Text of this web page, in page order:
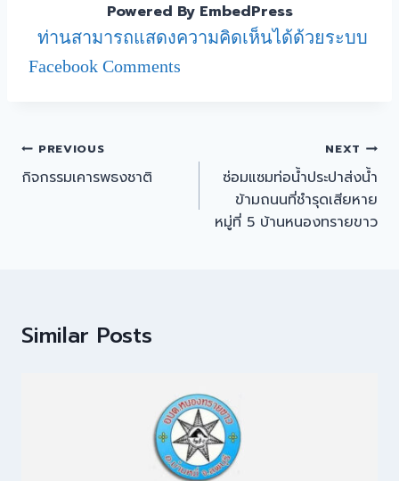
Powered By EmbedPress
ท่านสามารถแสดงความคิดเห็นได้ด้วยระบบ
Facebook Comments
PREVIOUS
กิจกรรมเคารพธงชาติ
NEXT
ซ่อมแซมท่อน้ำประปาส่งน้ำ
ข้ามถนนที่ชำรุดเสียหาย
หมู่ที่ 5 บ้านหนองทรายขาว
Similar Posts